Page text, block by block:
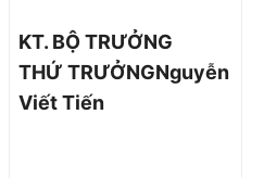
KT. BỘ TRƯỞNG
THỨ TRƯỞNGNguyễn
Viết Tiến